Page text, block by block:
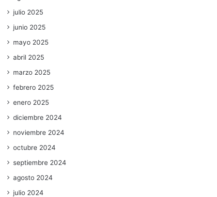
julio 2025
junio 2025
mayo 2025
abril 2025
marzo 2025
febrero 2025
enero 2025
diciembre 2024
noviembre 2024
octubre 2024
septiembre 2024
agosto 2024
julio 2024